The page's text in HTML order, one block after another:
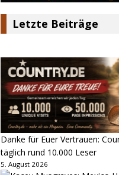
Letzte Beiträge
Danke für Euer Vertrauen:
täglich rund 10.000 Leser
5. August 2026